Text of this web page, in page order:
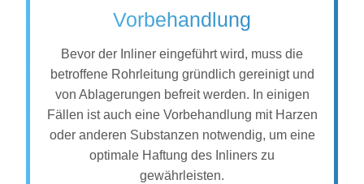
Vorbehandlung
Bevor der Inliner eingeführt wird, muss die
betroffene Rohrleitung gründlich gereinigt und
von Ablagerungen befreit werden. In einigen
Fällen ist auch eine Vorbehandlung mit Harzen
oder anderen Substanzen notwendig, um eine
optimale Haftung des Inliners zu
gewährleisten.